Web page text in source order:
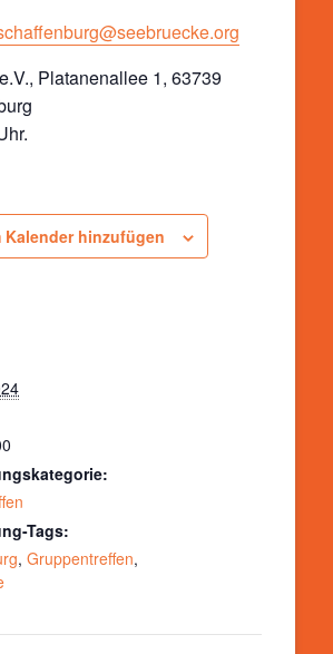
Platanenallee 1, 63739
Kalender hinzufügen
Tags:
, Gruppentreffen,